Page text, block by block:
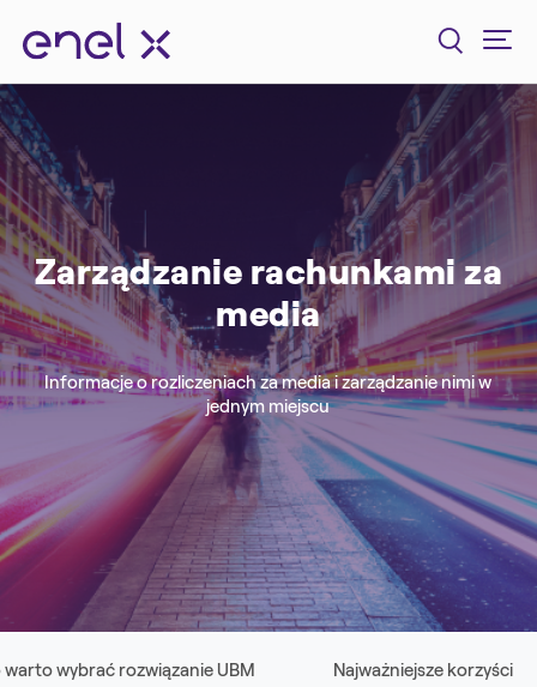
Zarządzanie rachunkami za
media
Informacje o rozliczeniach za media i zarządzanie nimi w
jednym miejscu
warto wybrać rozwiązanie UBM Najważniejsze korzyści